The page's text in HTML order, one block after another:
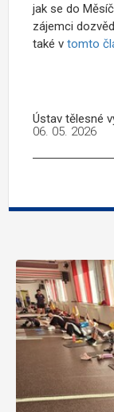
jak se do
zájemci
také v tomto
Ústav tělesné
06. 05. 2026